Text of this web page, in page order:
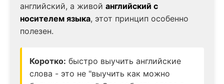
английский, а живой английский с
носителем языка, этот принцип особенно
полезен.
Коротко: быстро выучить английские
слова - это не "выучить как можно